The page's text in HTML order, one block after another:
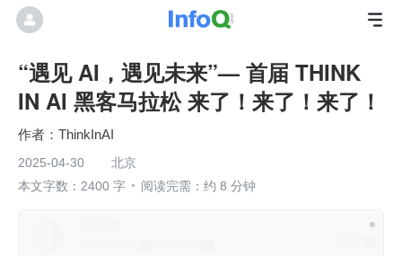
“遇见 AI，遇见未来”— 首届 THINK
IN AI 黑客马拉松 来了！来了！来了！
作者：ThinkInAI
2025-04-30
北京
本文字数：2400 字
阅读完需：约 8 分钟